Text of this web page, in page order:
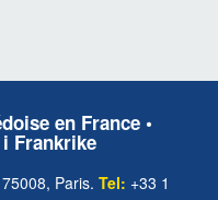
en France •
Frankrike
Paris. Tel: +33 1